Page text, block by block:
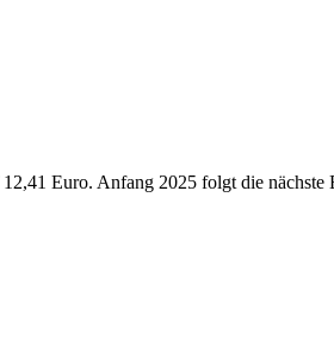
Euro. Anfang 2025 folgt die